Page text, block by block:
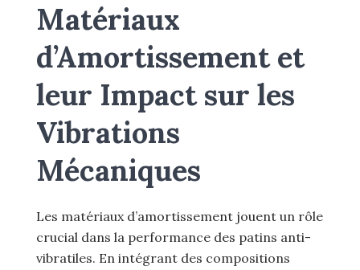
Matériaux
d’Amortissement et
leur Impact sur les
Vibrations
Mécaniques
Les matériaux d’amortissement jouent un rôle
crucial dans la performance des patins anti-
vibratiles. En intégrant des compositions